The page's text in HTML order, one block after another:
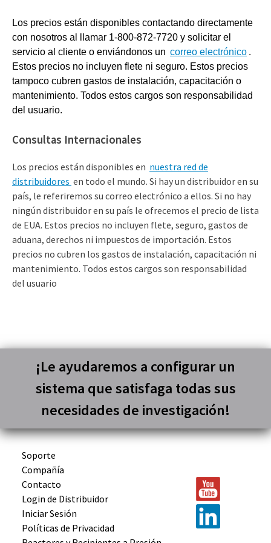
Los precios están disponibles contactando directamente
con nosotros al llamar 1-800-872-7720 y solicitar el
servicio al cliente o enviándonos un correo electrónico .
Estos precios no incluyen flete ni seguro. Estos precios
tampoco cubren gastos de instalación, capacitación o
mantenimiento. Todos estos cargos son responsabilidad
del usuario.
Consultas Internacionales
Los precios están disponibles en nuestra red de
distribuidores en todo el mundo. Si hay un distribuidor en su
país, le referiremos su correo electrónico a ellos. Si no hay
ningún distribuidor en su país le ofrecemos el precio de lista
de EUA. Estos precios no incluyen flete, seguro, gastos de
aduana, derechos ni impuestos de importación. Estos
precios no cubren los gastos de instalación, capacitación ni
mantenimiento. Todos estos cargos son responsabilidad
del usuario
¡Le ayudaremos a configurar un
sistema que satisfaga todas sus
necesidades de investigación!
Soporte
Compañía
Contacto
Login de Distribuidor
Iniciar Sesión
Políticas de Privacidad